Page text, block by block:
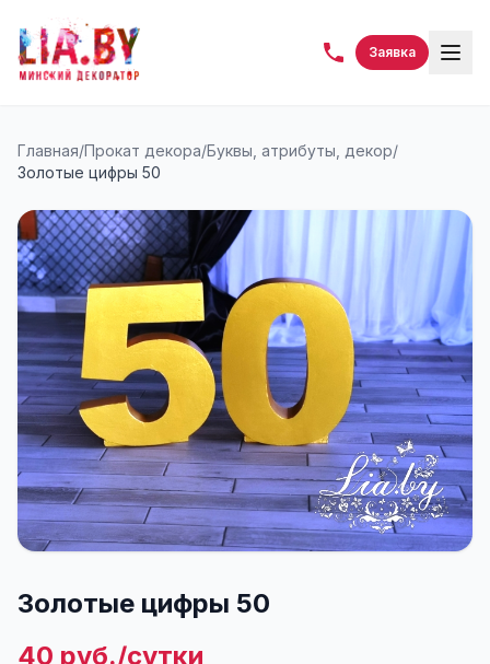
Заявка
Главная/Прокат декора/Буквы, атрибуты, декор/
Золотые цифры 50
Золотые цифры 50
40 руб./сутки